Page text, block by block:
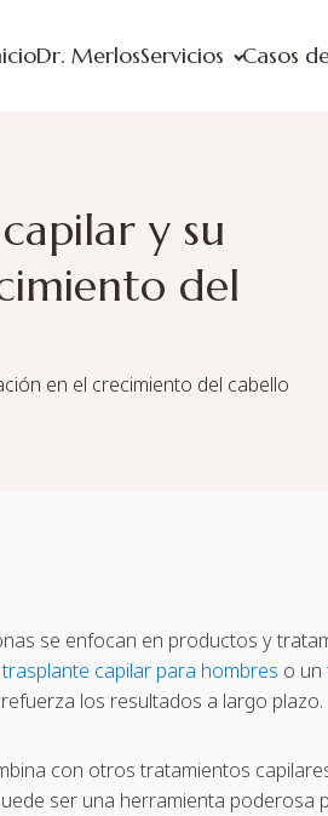
Dr. MerlosServicios Casos
y su
del
en el crecimiento del cabello
se enfocan en productos y
trasplante capilar para hombres o un
los resultados a largo plazo.
con otros tratamientos
ser una herramienta poderosa